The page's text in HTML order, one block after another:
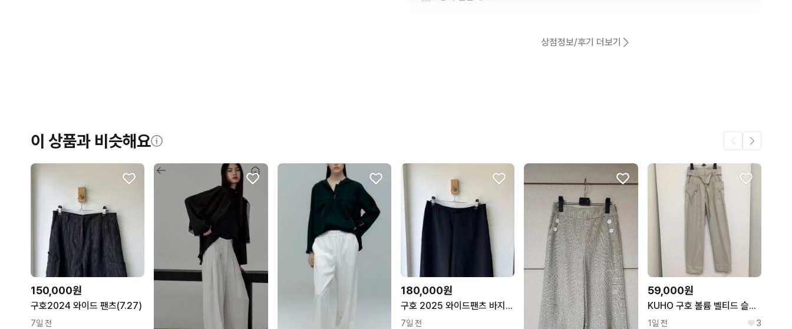
무리한 네고를 하지 않아요. 4
꼭 필요한 문의만 해요.
상점정보/후기 더보기
이 상품과 비슷해요
150,000원
구호2024 와이드 팬츠(7.27)
7일 전
180,000원
구호 2025 와이드팬츠 바지 (7.27)
7일 전
59,000원
KUHO 구호 볼륨 벨티드 슬랙스 팬츠 64
1일 전 3